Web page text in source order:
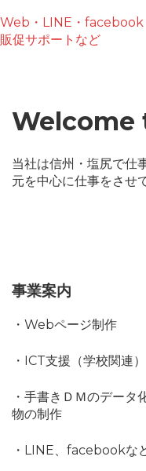
キ
ッ
Web・LINE・facebook
販促サポートなど
Welcome
当社は信州・塩尻で仕
元を中心に仕事をさせ
事業案内
・Webページ制作
・ICT支援（学校関連）
・手書きＤＭのデータ
物の制作
・LINE、facebookな